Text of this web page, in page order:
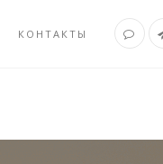
КОНТАКТЫ